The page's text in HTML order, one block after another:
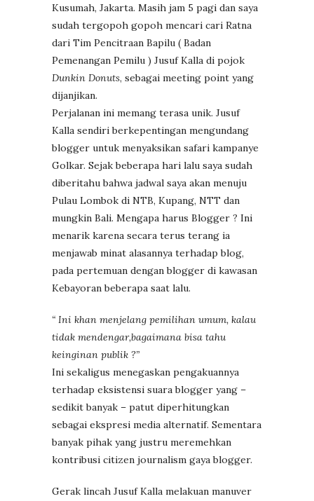
Kusumah, Jakarta. Masih jam 5 pagi dan saya
sudah tergopoh gopoh mencari cari Ratna
dari Tim Pencitraan Bapilu ( Badan
Pemenangan Pemilu ) Jusuf Kalla di pojok
Dunkin Donuts, sebagai meeting point yang
dijanjikan.
Perjalanan ini memang terasa unik. Jusuf
Kalla sendiri berkepentingan mengundang
blogger untuk menyaksikan safari kampanye
Golkar. Sejak beberapa hari lalu saya sudah
diberitahu bahwa jadwal saya akan menuju
Pulau Lombok di NTB, Kupang, NTT dan
mungkin Bali. Mengapa harus Blogger ? Ini
menarik karena secara terus terang ia
menjawab minat alasannya terhadap blog,
pada pertemuan dengan blogger di kawasan
Kebayoran beberapa saat lalu.
“ Ini khan menjelang pemilihan umum, kalau
tidak mendengar,bagaimana bisa tahu
keinginan publik ?”
Ini sekaligus menegaskan pengakuannya
terhadap eksistensi suara blogger yang –
sedikit banyak – patut diperhitungkan
sebagai ekspresi media alternatif. Sementara
banyak pihak yang justru meremehkan
kontribusi citizen journalism gaya blogger.
Gerak lincah Jusuf Kalla melakuan manuver